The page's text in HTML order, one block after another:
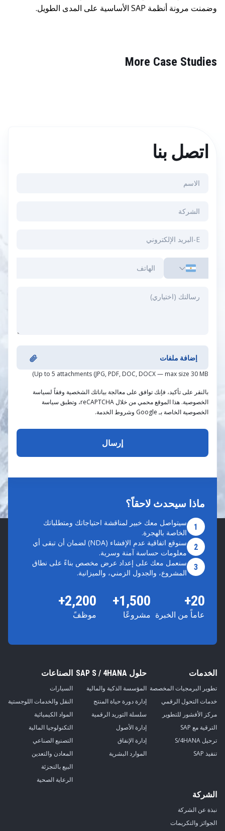
وضمنت مرونة أنظمة SAP الأساسية على المدى الطويل
.
More Case Studies
ماذا سيحدث لاحقاً؟
1
سيتواصل معك خبير لمناقشة احتياجاتك ومتطلباتك
الخاصة بالهجرة.
2
سنوقع اتفاقية عدم الإفشاء (NDA) لضمان أن تبقى أي
معلومات حساسة آمنة وسرية.
3
سنعمل معك على إعداد عرض مخصص بناءً على نطاق
المشروع، والجدول الزمني، والميزانية.
20+
عاماً من الخبرة
1,500+
مشروعًا
2,200+
موظفً
اتصل بنا
إضافة ملفات
Up to 5 attachments (JPG, PDF, DOC, DOCX — max size 30 MB)
بالنقر على تأكيد، فإنك توافق على معالجة بياناتك الشخصية وفقاً لسياسة
الخصوصية. هذا الموقع محمي من خلال reCAPTCHA، وتطبق سياسة
الخصوصية الخاصة بـ Google وشروط الخدمة.
الخدمات
تطوير البرمجيات المخصصة
خدمات التحول الرقمي
مركز الأفشور للتطوير
الترقية مع SAP
ترحيل S/4HANA
تنفيذ SAP
حلول SAP S / 4HANA
المؤسسة الذكية والمالية
إدارة دورة حياة المنتج
سلسلة التوريد الرقمية
إدارة الأصول
إدارة الإنفاق
الموارد البشرية
الصناعات
السيارات
النقل والخدمات اللوجستية
المواد الكيميائية
التكنولوجيا المالية
التصنيع الصناعي
المعادن والتعدين
البيع بالتجزئة
الرعاية الصحية
الشركة
نبذة عن الشركة
الجوائز والتكريمات